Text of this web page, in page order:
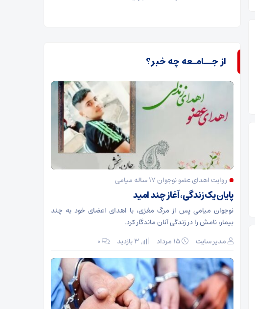
از جــامـعه چه خبر؟
روایت اهدای عضو نوجوان ۱۷ ساله میامی
پایان یک زندگی، آغاز چند امید
نوجوان میامی پس از مرگ مغزی، با اهدای اعضای خود به چند
بیمار، نامش را در زندگی آنان ماندگار کرد.
مدیر سایت
۰